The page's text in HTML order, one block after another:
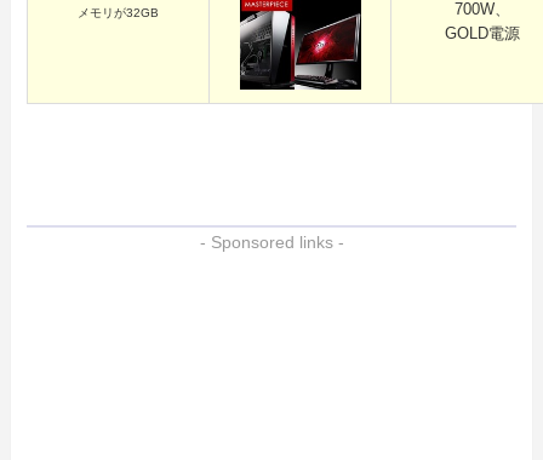
メモリが32GB
700W、
GOLD電源
- Sponsored links -